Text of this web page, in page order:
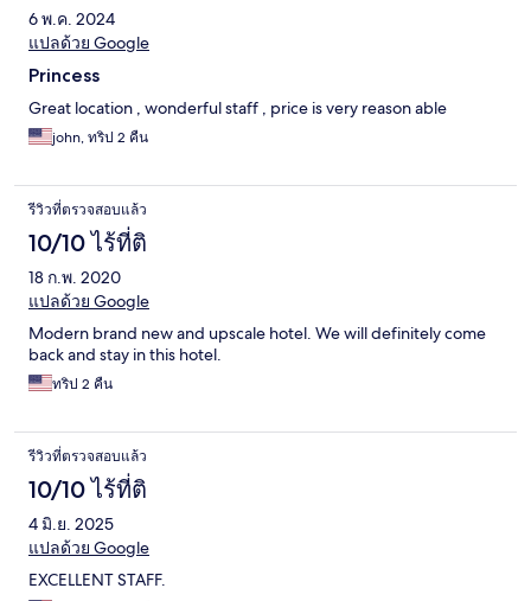
6 พ.ค. 2024
แปลด้วย Google
Princess
Great location , wonderful staff , price is very reason able
john, ทริป 2 คืน
รีวิวที่ตรวจสอบแล้ว
10/10 ไร้ที่ติ
18 ก.พ. 2020
แปลด้วย Google
Modern brand new and upscale hotel. We will definitely come
back and stay in this hotel.
ทริป 2 คืน
รีวิวที่ตรวจสอบแล้ว
10/10 ไร้ที่ติ
4 มิ.ย. 2025
แปลด้วย Google
EXCELLENT STAFF.